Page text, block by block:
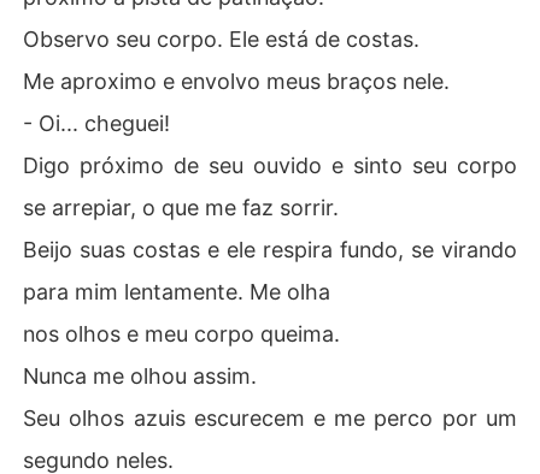
Observo seu corpo. Ele está de costas.
Me aproximo e envolvo meus braços nele.
- Oi... cheguei!
Digo próximo de seu ouvido e sinto seu corpo
se arrepiar, o que me faz sorrir.
Beijo suas costas e ele respira fundo, se virando
para mim lentamente. Me olha
nos olhos e meu corpo queima.
Nunca me olhou assim.
Seu olhos azuis escurecem e me perco por um
segundo neles.